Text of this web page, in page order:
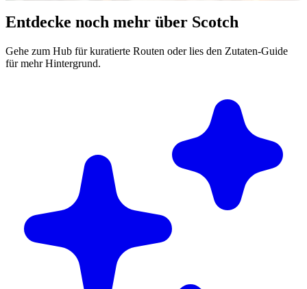
Entdecke noch mehr über Scotch
Gehe zum Hub für kuratierte Routen oder lies den Zutaten-Guide
für mehr Hintergrund.